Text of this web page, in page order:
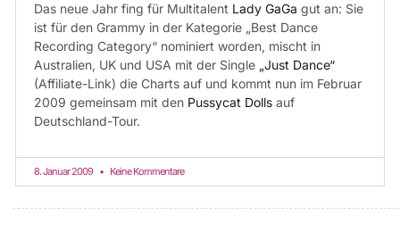
Das neue Jahr fing für Multitalent Lady GaGa gut an: Sie
ist für den Grammy in der Kategorie „Best Dance
Recording Category“ nominiert worden, mischt in
Australien, UK und USA mit der Single „Just Dance“
(Affiliate-Link) die Charts auf und kommt nun im Februar
2009 gemeinsam mit den Pussycat Dolls auf
Deutschland-Tour.
8. Januar 2009 Keine Kommentare